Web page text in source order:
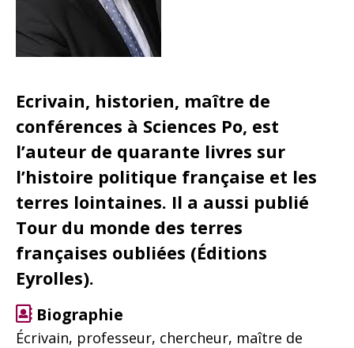
Ecrivain, historien, maître de
conférences à Sciences Po, est
l’auteur de quarante livres sur
l’histoire politique française et les
terres lointaines. Il a aussi publié
Tour du monde des terres
françaises oubliées (Éditions
Eyrolles).
Biographie
Écrivain, professeur, chercheur, maître de